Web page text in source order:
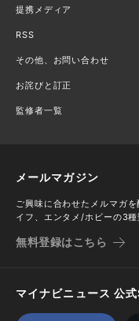
提携メディア
RSS
その他、お問い合わせ
お詫びと訂正
監修者一覧
メールマガジン
ご興味に合わせたメルマガ
イフ、エンタメ/ホビーの3種
無料登録はこちら
マイナビニュース 公